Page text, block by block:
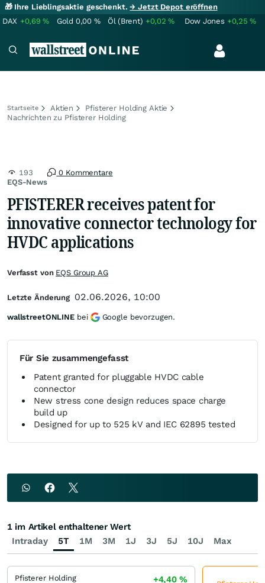
🎁 Ihre Lieblingsaktie geschenkt.→ Jetzt Depot eröffnen
DAX +0,69% Gold 0,00 % Öl (Brent) +0,02% Dow Jones +0,25%
Startseite Aktien
Pfisterer Holding Aktie
Nachrichten zu Pfisterer Holding
EQS-News
193 0 Kommentare
PFISTERER receives patent for
innovative connector technology for
HVDC applications
Für Sie zusammengefasst
Patent granted for pluggable HVDC cable
connector
New stress cone design reduces space charge
build up
Designed for up to 525 kV and IEC 62895 tested
Verfasst von EQS Group AG
Letzte Änderung 02.06.2026, 10:00
wallstreetONLINE bei Google bevorzugen.
Intraday 5T 1M 3M 1J 3J 5J 10J Max
1 im Artikel enthaltener Wert
Pfisterer Holding
+4,40%